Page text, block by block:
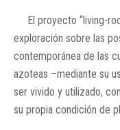
El proyecto “living-
exploración sobre las
contemporánea de las
azoteas –mediante su
ser vivido y utilizado,
su propia condición de